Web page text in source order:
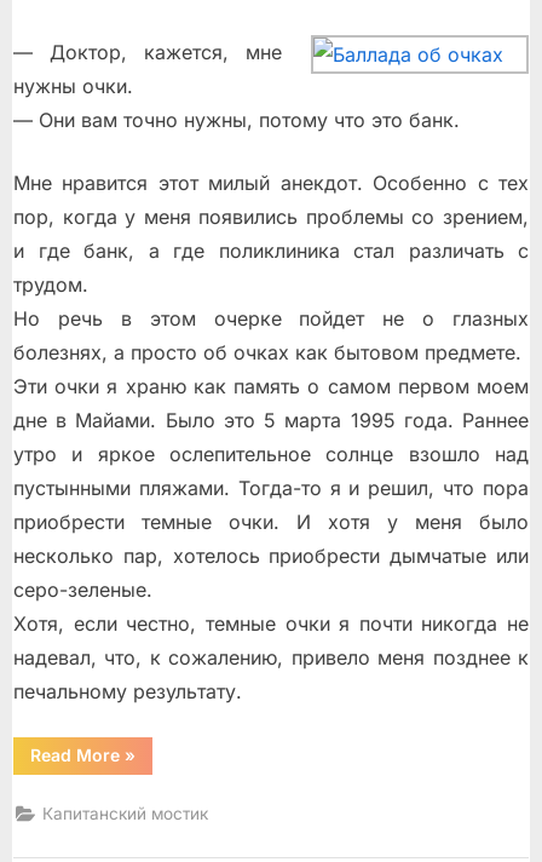
— Доктор, кажется, мне
нужны очки.
— Они вам точно нужны, потому что это банк.
Мне нравится этот милый анекдот. Особенно с тех
пор, когда у меня появились проблемы со зрением,
и где банк, а где поликлиника стал различать с
трудом.
Но речь в этом очерке пойдет не о глазных
болезнях, а просто об очках как бытовом предмете.
Эти очки я храню как память о самом первом моем
дне в Майами. Было это 5 марта 1995 года. Раннее
утро и яркое ослепительное солнце взошло над
пустынными пляжами. Тогда-то я и решил, что пора
приобрести темные очки. И хотя у меня было
несколько пар, хотелось приобрести дымчатые или
серо-зеленые.
Хотя, если честно, темные очки я почти никогда не
надевал, что, к сожалению, привело меня позднее к
печальному результату.
Read More“Баллада
об
»
Капитанский мостик